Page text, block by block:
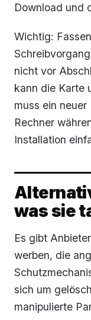
Download und
Wichtig:
nicht vor
kann die Karte
muss ein
Rechner
Installation
was sie
Es gibt
werben, die
sich um
manipulierte